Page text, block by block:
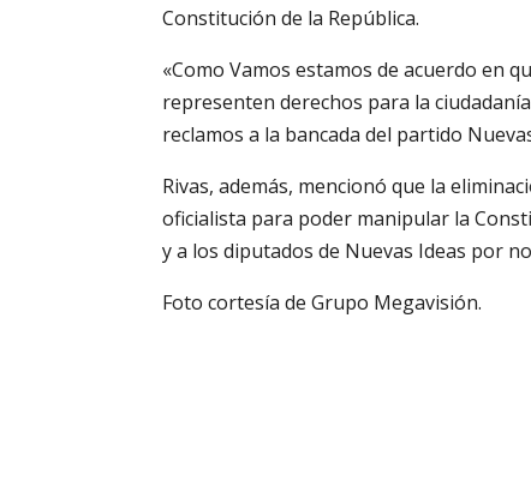
Constitución de la República.
«Como Vamos estamos de acuerdo en
representen derechos para la
reclamos a la bancada del partido
Rivas, además, mencionó que la
oficialista para poder manipular la
y a los diputados de Nuevas Ideas por
Foto cortesía de Grupo Megavisión.